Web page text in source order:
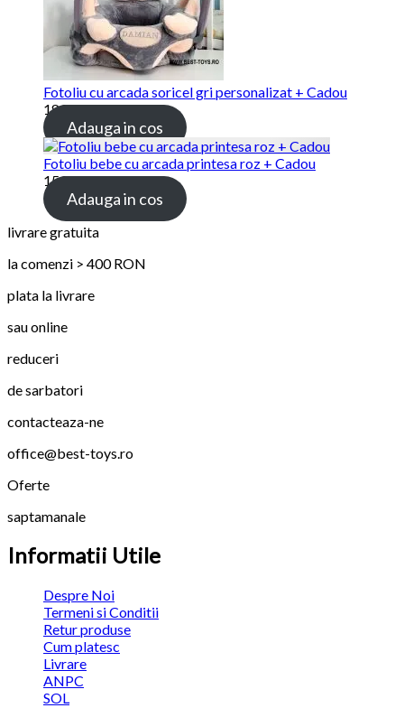
Fotoliu cu arcada soricel gri personalizat + Cadou
189.00 lei
Adauga in cos
Fotoliu bebe cu arcada printesa roz + Cadou
159.00 lei
Adauga in cos
livrare gratuita
la comenzi > 400 RON
plata la livrare
sau online
reduceri
de sarbatori
contacteaza-ne
office@best-toys.ro
Oferte
saptamanale
Informatii Utile
Despre Noi
Termeni si Conditii
Retur produse
Cum platesc
Livrare
ANPC
SOL